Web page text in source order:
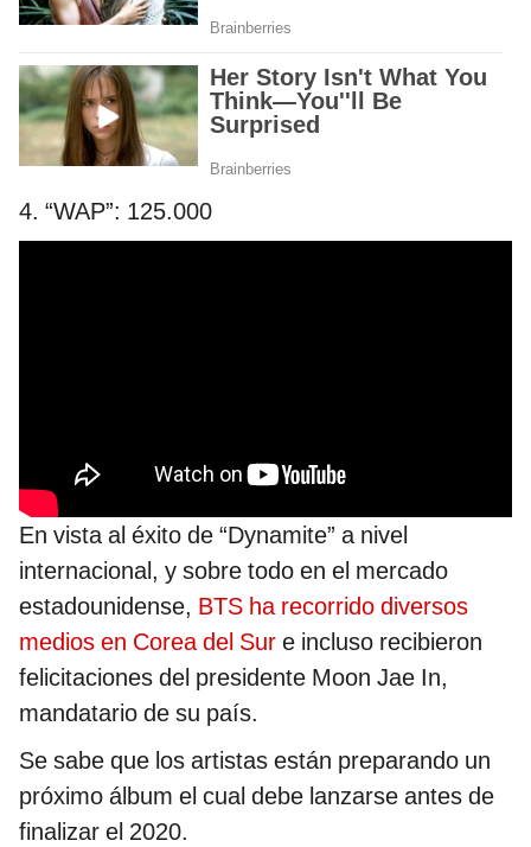
4. “WAP”: 125.000
En vista al éxito de “Dynamite” a nivel
internacional, y sobre todo en el mercado
estadounidense, BTS ha recorrido diversos
medios en Corea del Sur e incluso recibieron
felicitaciones del presidente Moon Jae In,
mandatario de su país.
Se sabe que los artistas están preparando un
próximo álbum el cual debe lanzarse antes de
finalizar el 2020.